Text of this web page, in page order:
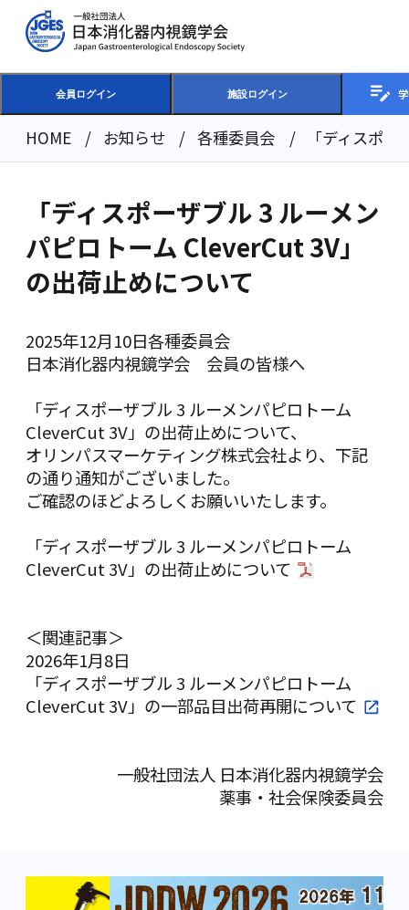
会員ログイン 施設ログイン
HOME お知らせ 各種委員会 「ディスポ
2025年12月10日各種委員会
「ディスポーザブル 3 ルーメン
パピロトーム CleverCut 3V」
の出荷止めについて
日本消化器内視鏡学会 会員の皆様へ
「ディスポーザブル 3 ルーメンパピロトーム
CleverCut 3V」の出荷止めについて、
オリンパスマーケティング株式会社より、下記
の通り通知がございました。
ご確認のほどよろしくお願いいたします。
「ディスポーザブル 3 ルーメンパピロトーム
CleverCut 3V」の出荷止めについて
＜関連記事＞
2026年1月8日
「ディスポーザブル 3 ルーメンパピロトーム
CleverCut 3V」の一部品目出荷再開について
一般社団法人 日本消化器内視鏡学会
薬事・社会保険委員会